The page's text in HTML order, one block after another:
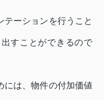
テーションを行うこと
すことができるので
には、物件の付加価値